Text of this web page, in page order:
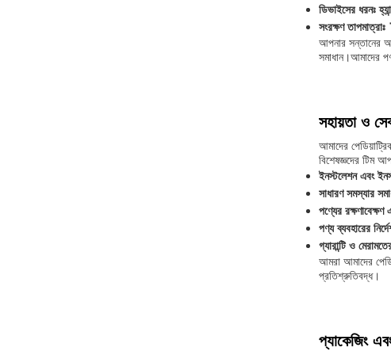
ডিভাইসের ধরনঃ
সংরক্ষণ
আপনার সন্তানের
সমাধান।আমাদের
সহায়তা ও
আমাদের
বিশেষজ্ঞদের টিম
ইনস্টলেশন এবং
সাধারণ সমস্যার
পণ্যের রক্ষণাবেক্ষণ
পণ্য ব্যবহারের
গ্যারান্টি ও
আমরা আমাদের
প্রতিশ্রুতিবদ্ধ।
প্যাকেজিং